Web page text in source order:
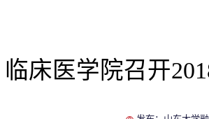
临床医学院召开